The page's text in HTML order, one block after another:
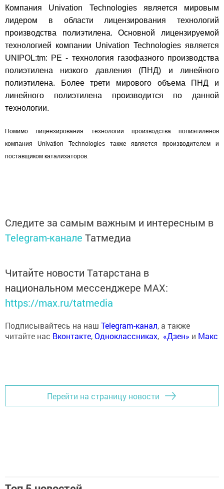
Компания Univation Technologies является мировым
лидером в области лицензирования технологий
производства полиэтилена. Основной лицензируемой
технологией компании Univation Technologies является
UNIPOL:tm: PE - технология газофазного производства
полиэтилена низкого давления (ПНД) и линейного
полиэтилена. Более трети мирового объема ПНД и
линейного полиэтилена производится по данной
технологии.
Помимо лицензирования технологии производства полиэтиленов
компания Univation Technologies также является производителем и
поставщиком катализаторов.
Следите за самым важным и интересным в
Telegram-канале Татмедиа
Читайте новости Татарстана в
национальном мессенджере MАХ:
https://max.ru/tatmedia
Подписывайтесь на наш Telegram-канал, а также
читайте нас Вконтакте,Одноклассниках, «Дзен» и Макс
Перейти на страницу новости